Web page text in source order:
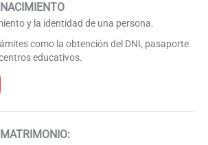
y la identidad de una persona.
como la obtención del DNI, pasaporte
educativos.